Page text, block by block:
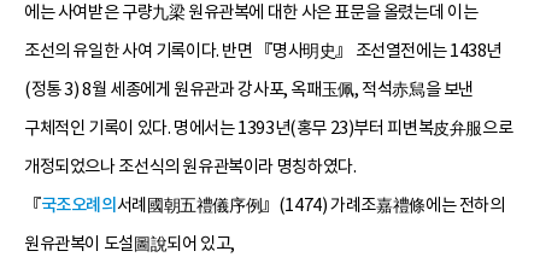
에는 사여받은 구량九梁 원유관복에 대한 사은 표문을 올렸는데 이는
조선의 유일한 사여 기록이다. 반면 『명사明史』 조선열전에는 1438년
(정통 3) 8월 세종에게 원유관과 강사포, 옥패玉佩, 적석赤舃을 보낸
구체적인 기록이 있다. 명에서는 1393년(홍무 23)부터 피변복皮弁服으로
개정되었으나 조선식의 원유관복이라 명칭하였다.
『국조오례의서례國朝五禮儀序例』(1474) 가례조嘉禮條에는 전하의
원유관복이 도설圖說되어 있고,